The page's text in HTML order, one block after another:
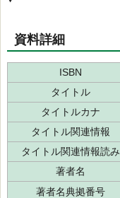
資料詳細
ISBN
タイトル
タイトルカナ
タイトル関連情報
タイトル関連情報読み
著者名
著者名典拠番号